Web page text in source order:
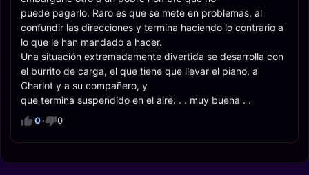
puede pagarlo. Raro es que se mete en problemas, al
confundir las direcciones y termina haciendo lo contrario a
lo que le han mandado a hacer.
Una situación extremadamente divertida se desarrolla con
el burrito de carga, el que tiene que llevar el piano, a
Charlot y a su compañero, y
que termina suspendido en el aire. . . muy buena . .
0· 0